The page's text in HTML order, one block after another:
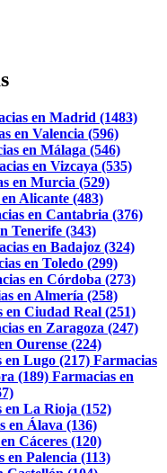
en Madrid (1483)
en Valencia (596)
en Málaga (546)
en Vizcaya (535)
en Murcia (529)
Alicante (483)
en Cantabria (376)
Tenerife (343)
en Badajoz (324)
en Toledo (299)
en Córdoba (273)
en Almería (258)
en Ciudad Real (251)
en Zaragoza (247)
Ourense (224)
en Lugo (217) Farmacias
(189) Farmacias en
en La Rioja (152)
en Álava (136)
Cáceres (120)
en Palencia (113)